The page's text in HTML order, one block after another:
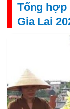
Tổng hợp
Gia Lai